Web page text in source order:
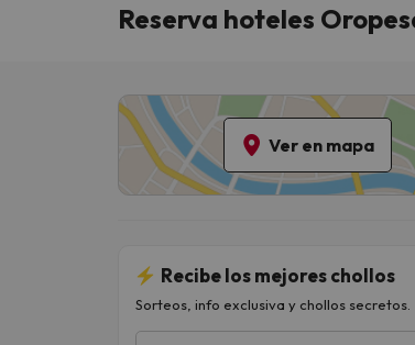
Reserva hoteles
Ver en mapa
Recibe los mejores chollos
Sorteos, info exclusiva y chollos secretos.